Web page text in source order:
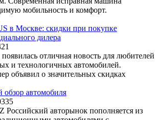
мобильность и комфорт.
в Москве: скидки при покупке
дилера
отличная новость для любителей
и технологичных автомобилей.
объявил о значительных скидках
автомобиля
335
Российский авторынок пополняется из